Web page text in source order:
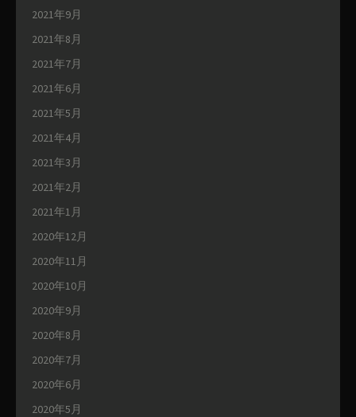
2021年9月
2021年8月
2021年7月
2021年6月
2021年5月
2021年4月
2021年3月
2021年2月
2021年1月
2020年12月
2020年11月
2020年10月
2020年9月
2020年8月
2020年7月
2020年6月
2020年5月